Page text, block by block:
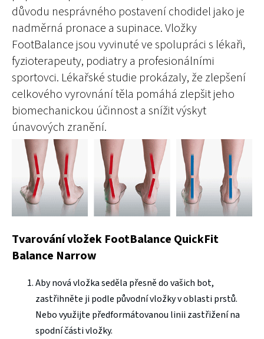
důvodu nesprávného postavení chodidel jako je
nadměrná pronace a supinace. Vložky
FootBalance jsou vyvinuté ve spolupráci s lékaři,
fyzioterapeuty, podiatry a profesionálními
sportovci. Lékařské studie prokázaly, že zlepšení
celkového vyrovnání těla pomáhá zlepšit jeho
biomechanickou účinnost a snížit výskyt
únavových zranění.
Tvarování vložek FootBalance QuickFit
Balance Narrow
Aby nová vložka seděla přesně do vašich bot,
zastřihněte ji podle původní vložky v oblasti prstů.
Nebo využijte předformátovanou linii zastřižení na
spodní části vložky.